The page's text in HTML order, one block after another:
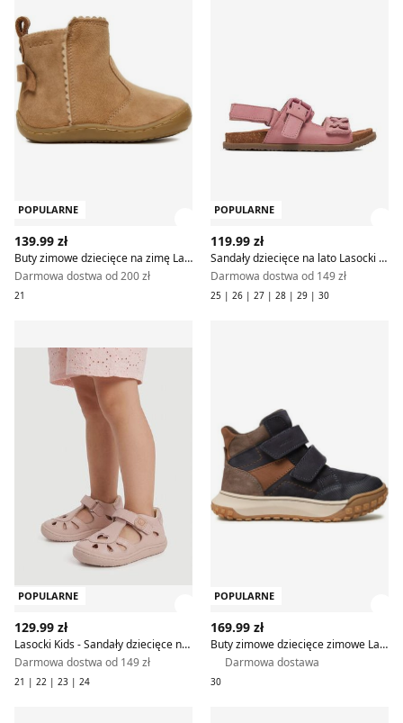
POPULARNE
139.99 zł
Buty zimowe dziecięce na zimę Lasocki Kids
Darmowa dostwa od 200 zł
21
POPULARNE
119.99 zł
Sandały dziecięce na lato Lasocki Kids
Darmowa dostwa od 149 zł
25 | 26 | 27 | 28 | 29 | 30
POPULARNE
129.99 zł
Lasocki Kids - Sandały dziecięce na lato
Darmowa dostwa od 149 zł
21 | 22 | 23 | 24
POPULARNE
169.99 zł
Buty zimowe dziecięce zimowe Lasocki Kids
Darmowa dostawa
30